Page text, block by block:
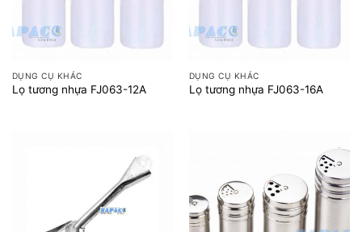
DỤNG CỤ KHÁC
Lọ tương nhựa FJ063-12A
DỤNG CỤ KHÁC
Lọ tương nhựa FJ063-16A